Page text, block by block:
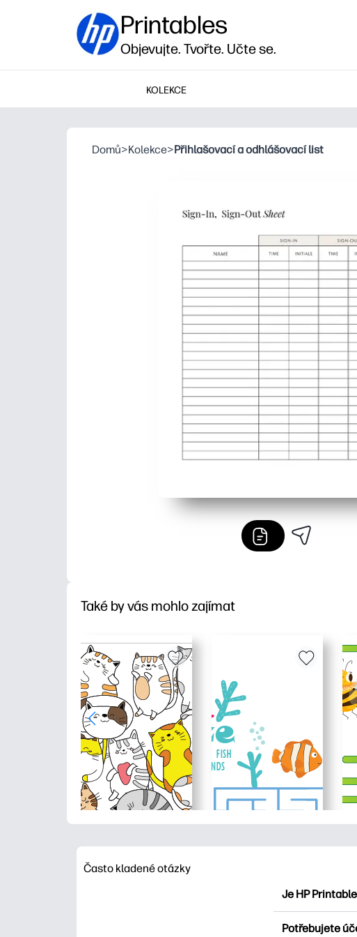
Printables
Objevujte. Tvořte. Učte se.
KOLEKCE
Domů>Kolekce>Přihlašovací a odhlášovací list
Také by vás mohlo zajímat
Často kladené otázky
Je HP
Potřebujete